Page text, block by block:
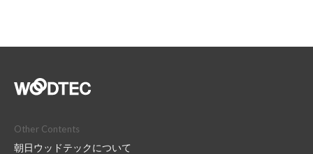
Other Contents
朝日ウッドテックについて